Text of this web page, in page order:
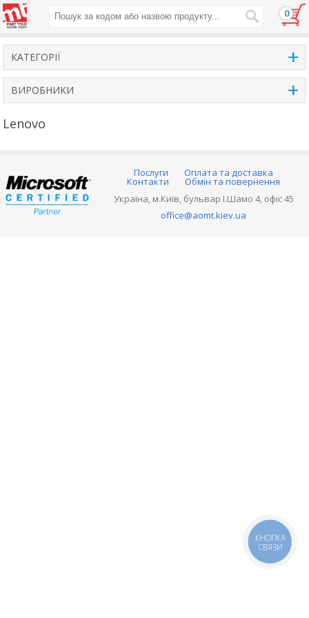
0
КАТЕГОРІЇ +
ВИРОБНИКИ +
Lenovo
Послуги Оплата та доставка
Контакти
Обмін та повернення
Україна, м.Київ, бульвар І.Шамо 4, офіс 45
office@aomt.kiev.ua
КНОПКА
СВЯЗИ